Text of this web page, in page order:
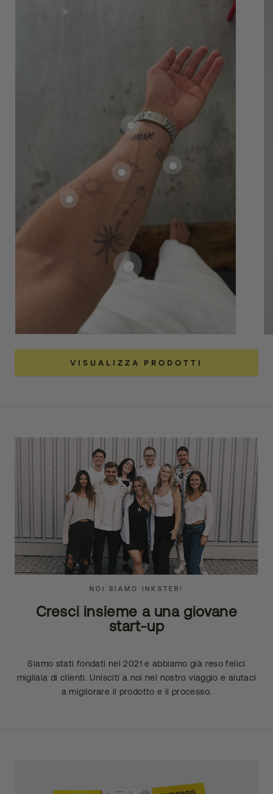
VISUALIZZA PRODOTTI
NOI SIAMO INKSTER!
Cresci insieme a una giovane
start-up
Siamo stati fondati nel 2021 e abbiamo già reso felici
migliaia di clienti. Unisciti a noi nel nostro viaggio e aiutaci
a migliorare il prodotto e il processo.